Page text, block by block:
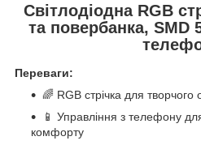
Світлодіодна RGB
та повербанка, SMD
Переваги:
🌈 RGB стрічка для
📱 Управління з телефону
комфорту